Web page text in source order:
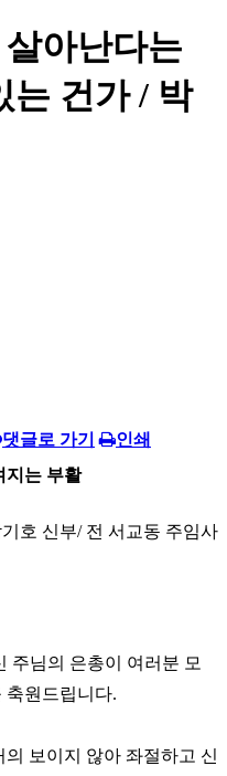
아난다는
는 건가 / 박
댓글로 가기
인쇄
지는 부활
교동 주임사
주님의 은총이 여러분 모
축원드립니다.
보이지 않아 좌절하고 신